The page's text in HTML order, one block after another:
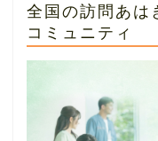
全国の訪問あは
コミュニティ